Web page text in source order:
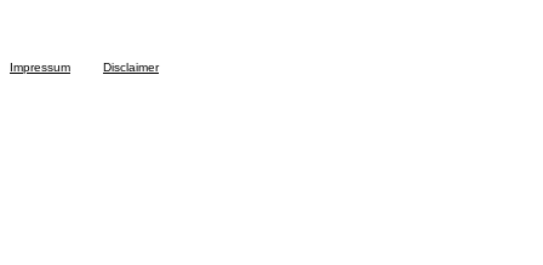
Impressum Disclaimer